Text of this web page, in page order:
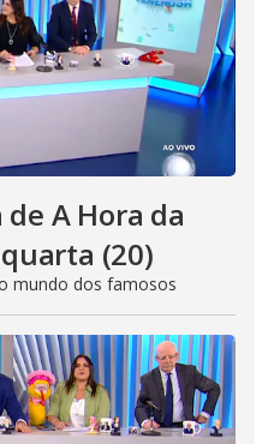
A Hora da
(20)
mundo dos famosos